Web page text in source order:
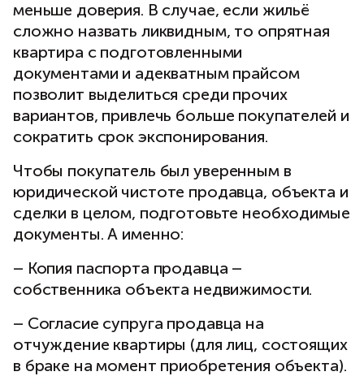
меньше доверия. В случае, если жильё
сложно назвать ликвидным, то опрятная
квартира с подготовленными
документами и адекватным прайсом
позволит выделиться среди прочих
вариантов, привлечь больше покупателей и
сократить срок экспонирования.
Чтобы покупатель был уверенным в
юридической чистоте продавца, объекта и
сделки в целом, подготовьте необходимые
документы. А именно:
– Копия паспорта продавца –
собственника объекта недвижимости.
– Согласие супруга продавца на
отчуждение квартиры (для лиц, состоящих
в браке на момент приобретения объекта).